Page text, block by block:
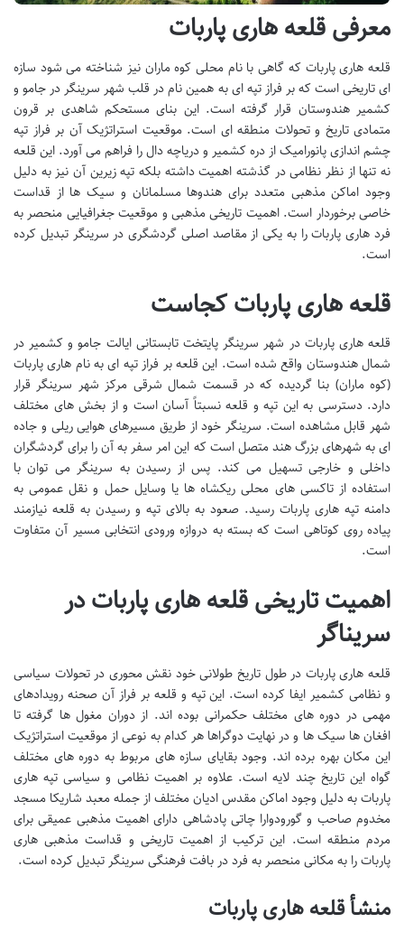
معرفی قلعه هاری پاربات
قلعه هاری پاربات که گاهی با نام محلی کوه ماران نیز شناخته می شود سازه
ای تاریخی است که بر فراز تپه ای به همین نام در قلب شهر سرینگر در جامو و
کشمیر هندوستان قرار گرفته است. این بنای مستحکم شاهدی بر قرون
متمادی تاریخ و تحولات منطقه ای است. موقعیت استراتژیک آن بر فراز تپه
چشم اندازی پانورامیک از دره کشمیر و دریاچه دال را فراهم می آورد. این قلعه
نه تنها از نظر نظامی در گذشته اهمیت داشته بلکه تپه زیرین آن نیز به دلیل
وجود اماکن مذهبی متعدد برای هندوها مسلمانان و سیک ها از قداست
خاصی برخوردار است. اهمیت تاریخی مذهبی و موقعیت جغرافیایی منحصر به
فرد هاری پاربات را به یکی از مقاصد اصلی گردشگری در سرینگر تبدیل کرده
است.
قلعه هاری پاربات کجاست
قلعه هاری پاربات در شهر سرینگر پایتخت تابستانی ایالت جامو و کشمیر در
شمال هندوستان واقع شده است. این قلعه بر فراز تپه ای به نام هاری پاربات
(کوه ماران) بنا گردیده که در قسمت شمال شرقی مرکز شهر سرینگر قرار
دارد. دسترسی به این تپه و قلعه نسبتاً آسان است و از بخش های مختلف
شهر قابل مشاهده است. سرینگر خود از طریق مسیرهای هوایی ریلی و جاده
ای به شهرهای بزرگ هند متصل است که این امر سفر به آن را برای گردشگران
داخلی و خارجی تسهیل می کند. پس از رسیدن به سرینگر می توان با
استفاده از تاکسی های محلی ریکشاه ها یا وسایل حمل و نقل عمومی به
دامنه تپه هاری پاربات رسید. صعود به بالای تپه و رسیدن به قلعه نیازمند
پیاده روی کوتاهی است که بسته به دروازه ورودی انتخابی مسیر آن متفاوت
است.
اهمیت تاریخی قلعه هاری پاربات در
سریناگر
قلعه هاری پاربات در طول تاریخ طولانی خود نقش محوری در تحولات سیاسی
و نظامی کشمیر ایفا کرده است. این تپه و قلعه بر فراز آن صحنه رویدادهای
مهمی در دوره های مختلف حکمرانی بوده اند. از دوران مغول ها گرفته تا
افغان ها سیک ها و در نهایت دوگراها هر کدام به نوعی از موقعیت استراتژیک
این مکان بهره برده اند. وجود بقایای سازه های مربوط به دوره های مختلف
گواه این تاریخ چند لایه است. علاوه بر اهمیت نظامی و سیاسی تپه هاری
پاربات به دلیل وجود اماکن مقدس ادیان مختلف از جمله معبد شاریکا مسجد
مخدوم صاحب و گورودوارا چاتی پادشاهی دارای اهمیت مذهبی عمیقی برای
مردم منطقه است. این ترکیب از اهمیت تاریخی و قداست مذهبی هاری
پاربات را به مکانی منحصر به فرد در بافت فرهنگی سرینگر تبدیل کرده است.
منشأ قلعه هاری پاربات